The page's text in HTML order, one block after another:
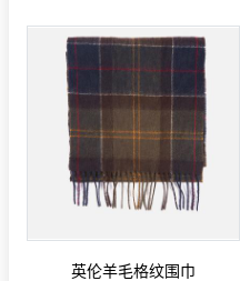
英伦羊毛格纹围巾